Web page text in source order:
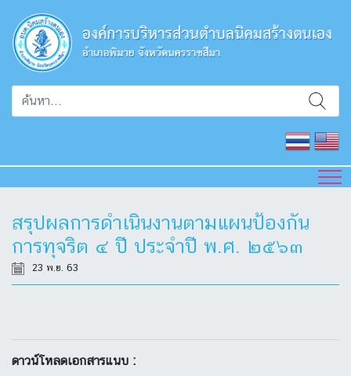
สรุปผลการดำเนินงานตามแผนป้องกัน
การทุจริต ๔ ปี ประจำปี พ.ศ. ๒๕๖๓
23 พ.ย. 63
ดาวน์โหลดเอกสารแนบ :